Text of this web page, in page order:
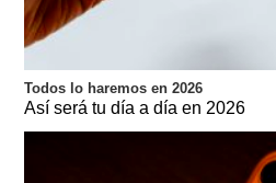
Todos lo haremos en 2026
Así será tu día a día en 2026